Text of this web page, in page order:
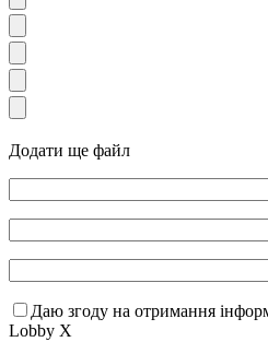
Додати ще файл
Даю згоду на отримання
Lobby X